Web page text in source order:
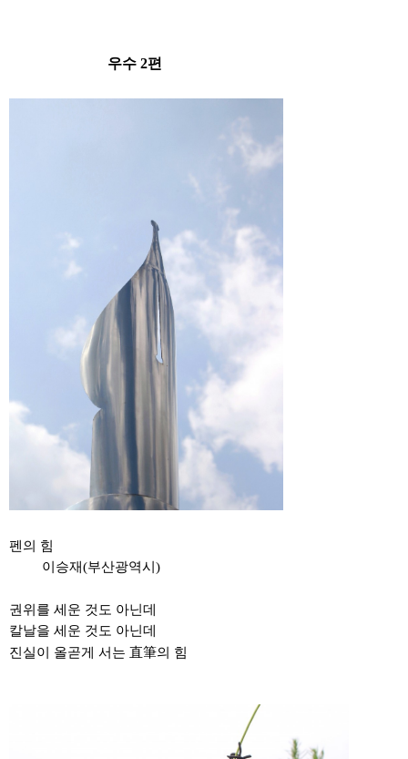
우수 2편​
펜의 힘
이승재(부산광역시)
권위를 세운 것도 아닌데
칼날을 세운 것도 아닌데
진실이 올곧게 서는 直筆의 힘